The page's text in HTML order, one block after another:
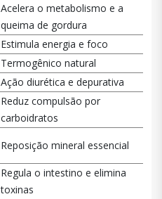
Acelera o metabolismo e a
queima de gordura
Estimula energia e foco
Termogênico natural
Ação diurética e depurativa
Reduz compulsão por
carboidratos
Reposição mineral essencial
Regula o intestino e elimina
toxinas